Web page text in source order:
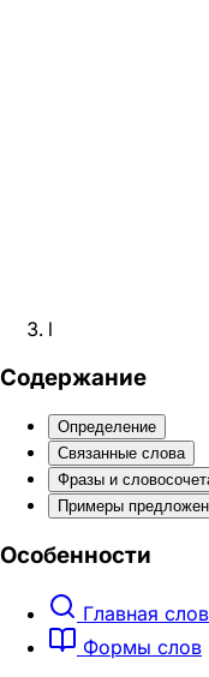
l
Содержание
Определение
Связанные слова
Фразы и
Примеры
Особенности
Главная
Формы слов